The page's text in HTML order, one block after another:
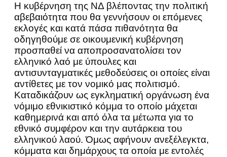
Η κυβέρνηση της ΝΔ βλέποντας την πολιτική
αβεβαιότητα που θα γεννήσουν οι επόμενες
εκλογές και κατά πάσα πιθανότητα θα
οδηγηθούμε σε οικουμενική κυβέρνηση
προσπαθεί να αποπροσανατολίσει τον
ελληνικό λαό με ύπουλες και
αντισυνταγματικές μεθοδεύσεις οι οποίες είναι
αντίθετες με τον νομικό μας πολιτισμό.
Καταδικάζουν ως εγκληματική οργάνωση ένα
νόμιμο εθνικιστικό κόμμα το οποίο μάχεται
καθημερινά και από όλα τα μέτωπα για το
εθνικό συμφέρον και την αυτάρκεια του
ελληνικού λαού. Όμως αφήνουν ανεξέλεγκτα,
κόμματα και δημάρχους τα οποία με εντολές